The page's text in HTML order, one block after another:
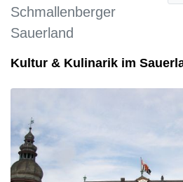
Schmallenberger
Sauerland
Kultur & Kulinarik im